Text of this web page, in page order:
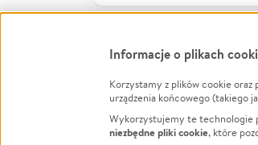
FacebookTwitter Instagram
Informacje o plikach
Korzystamy z plików cookie
urządzenia końcowego (takiego
Wykorzystujemy te technologie
niezbędne pliki cookie, które